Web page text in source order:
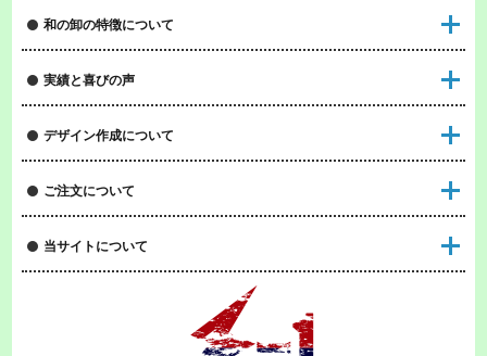
和の卸の特徴について
実績と喜びの声
デザイン作成について
ご注文について
当サイトについて